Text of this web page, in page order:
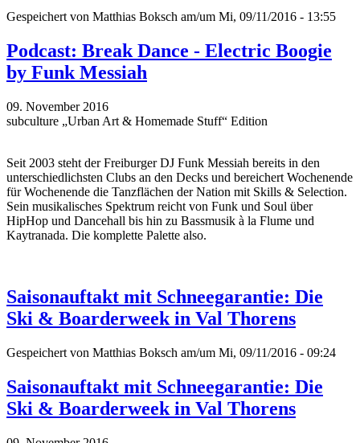
Gespeichert von Matthias Boksch am/um Mi, 09/11/2016 - 13:55
Podcast: Break Dance - Electric Boogie
by Funk Messiah
09. November 2016
subculture „Urban Art & Homemade Stuff“ Edition
Seit 2003 steht der Freiburger DJ Funk Messiah bereits in den
unterschiedlichsten Clubs an den Decks und bereichert Wochenende
für Wochenende die Tanzflächen der Nation mit Skills & Selection.
Sein musikalisches Spektrum reicht von Funk und Soul über
HipHop und Dancehall bis hin zu Bassmusik à la Flume und
Kaytranada. Die komplette Palette also.
Saisonauftakt mit Schneegarantie: Die
Ski & Boarderweek in Val Thorens
Gespeichert von Matthias Boksch am/um Mi, 09/11/2016 - 09:24
Saisonauftakt mit Schneegarantie: Die
Ski & Boarderweek in Val Thorens